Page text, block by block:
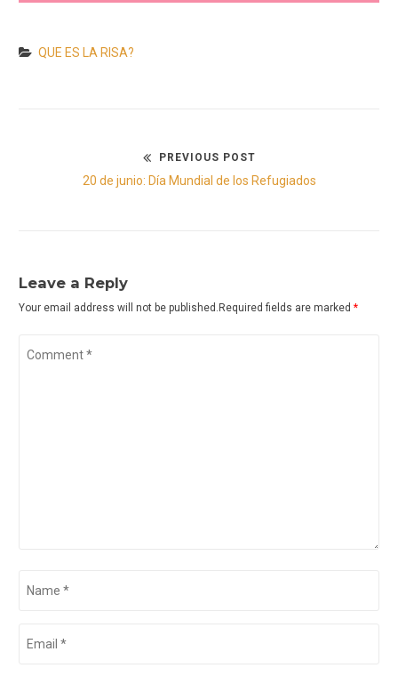
QUE ES LA RISA?
PREVIOUS POST
Previous
20 de junio: Día Mundial de los Refugiados
Leave a Reply
Your email address will not be published.Required fields are marked *